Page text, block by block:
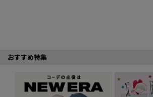
おすすめ特集